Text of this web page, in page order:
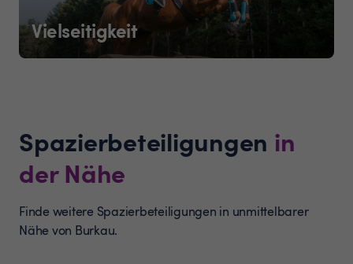
Vielseitigkeit
Spazierbeteiligungen in
der Nähe
Finde weitere Spazierbeteiligungen in unmittelbarer
Nähe von Burkau.